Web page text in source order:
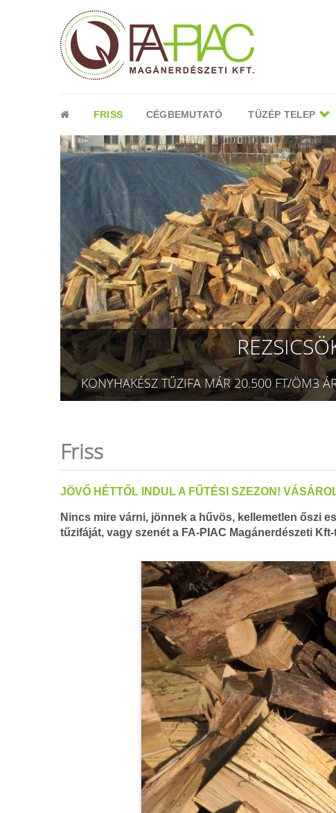
FRISS CÉGBEMUTATÓ TÜZÉP TELEP
Friss
JÖVŐ HÉTTŐL INDUL A FŰTÉSI SZEZON!
Nincs mire várni, jönnek a hűvös, kellemetlen őszi
tűzifáját, vagy szenét a FA-PIAC Magánerdészeti